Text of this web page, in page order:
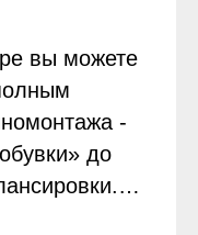
вы можете
-
до